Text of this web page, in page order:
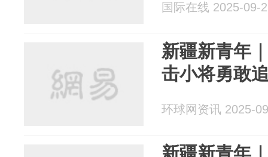
国际在线 2025-09-
新疆新青年
击小将勇敢
环球网资讯 2025-